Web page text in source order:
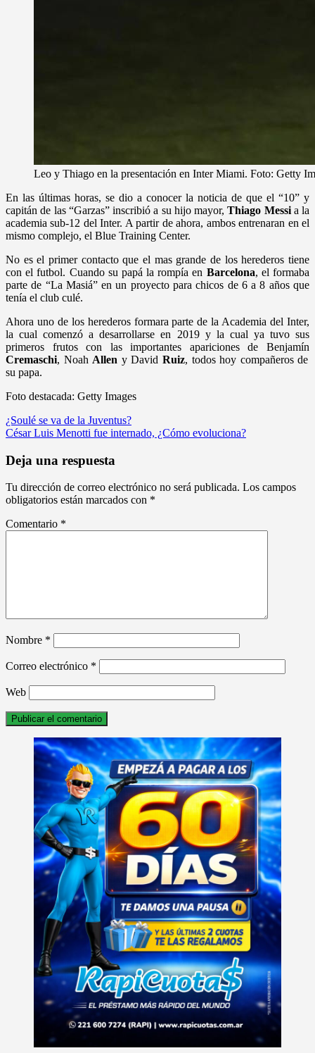
Leo y Thiago en la presentación en Inter Miami. Foto: Getty
En las últimas horas, se dio a conocer la noticia de que el “10” y
capitán de las “Garzas” inscribió a su hijo mayor,Thiago Messia la
academia sub-12 del Inter. A partir de ahora, ambos entrenaran en el
mismo complejo, el Blue Training Center.
No es el primer contacto que el mas grande de los herederos tiene
con el futbol. Cuando su papá la rompía en Barcelona, el formaba
parte de “La Masiá” en un proyecto para chicos de 6 a 8 años que
tenía el club culé.
Ahora uno de los herederos formara parte de la Academia del Inter,
la cual comenzó a desarrollarse en 2019 y la cual ya tuvo sus
primeros frutos con las importantes apariciones de Benjamín
Cremaschi, Noah Allen y DavidRuiz, todos hoy compañeros de
su papa.
Foto destacada: Getty Images
Navegación
de
entradas
¿Soulé se va de la Juventus?
César Luis Menotti fue internado, ¿Cómo evoluciona?
Deja una respuesta
Tu dirección de correo electrónico no será publicada. Los campos
obligatorios están marcados con *
Comentario *
Nombre *
Correo electrónico *
Web